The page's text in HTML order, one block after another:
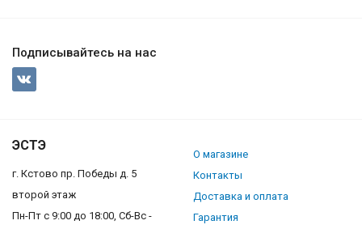
Подписывайтесь на нас
ЭСТЭ
г. Кстово пр. Победы д. 5
второй этаж
Пн-Пт с 9:00 до 18:00, Сб-Вс -
О магазине
Контакты
Доставка и оплата
Гарантия